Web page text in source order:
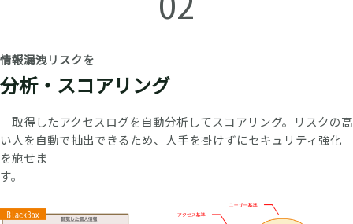
情報漏洩リスクを
分析・スコアリング
取得したアクセスログを自動分析してスコアリング。リスクの高
い人を自動で抽出できるため、人手を掛けずにセキュリティ強化
を施せま
す。